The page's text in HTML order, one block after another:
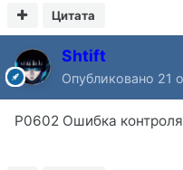
Цитата
Shtift
Опубликовано 21
P0602 Ошибка